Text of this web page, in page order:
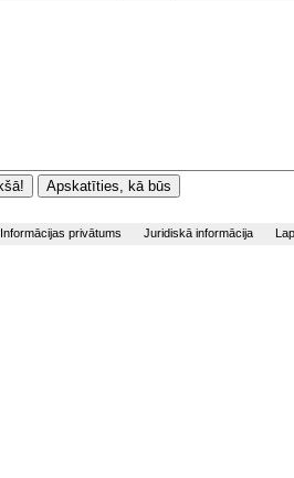
Informācijas privātums Juridiskā informācija